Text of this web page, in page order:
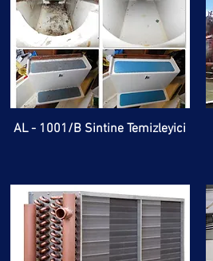
AL - 1001/B Sintine Temizleyici